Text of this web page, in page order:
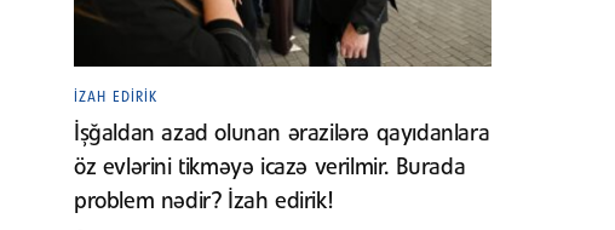
İZAH EDIRIK
İşğaldan azad olunan ərazilərə qayıdanlara
öz evlərini tikməyə icazə verilmir. Burada
problem nədir? İzah edirik!